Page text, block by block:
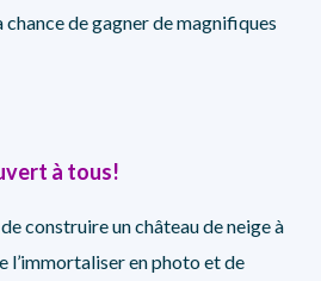
de gagner de magnifiques
à tous!
construire un château de neige à
l’immortaliser en photo et de